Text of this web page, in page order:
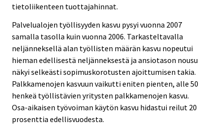
tietoliikenteen tuottajahinnat.
Palvelualojen työllisyyden kasvu pysyi vuonna 2007
samalla tasolla kuin vuonna 2006. Tarkasteltavalla
neljänneksellä alan työllisten määrän kasvu nopeutui
hieman edellisestä neljänneksestä ja ansiotason nousu
näkyi selkeästi sopimuskorotusten ajoittumisen takia.
Palkkamenojen kasvuun vaikutti eniten pienten, alle 50
henkeä työllistävien yritysten palkkamenojen kasvu.
Osa-aikaisen työvoiman käytön kasvu hidastui reilut 20
prosenttia edellisvuodesta.